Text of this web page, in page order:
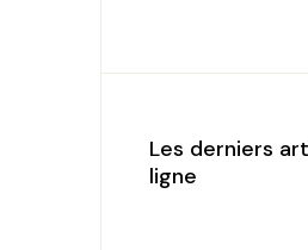
Les derniers
ligne